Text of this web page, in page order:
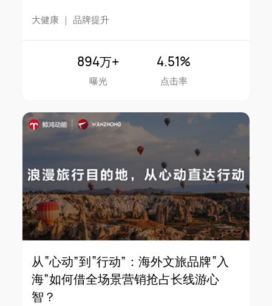
大健康 ｜品牌提升
894万+
曝光
4.51%
点击率
从“心动”到“行动”：海外文旅品牌“入
海”如何借全场景营销抢占长线游心
智？